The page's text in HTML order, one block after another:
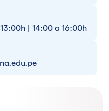
| 14:00 a 16:00h